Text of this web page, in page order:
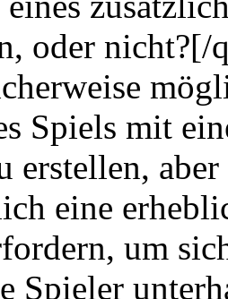
oder nicht?[/
Spiels mit
erstellen,
eine
um
Spieler